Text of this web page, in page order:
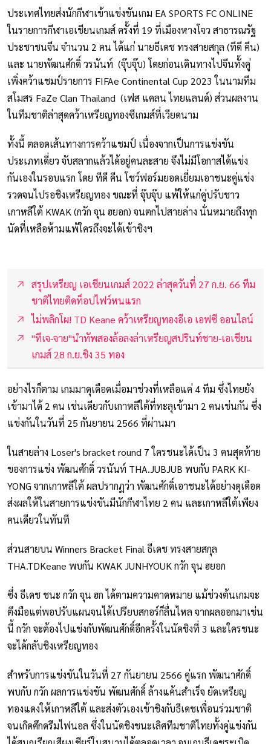
ประเทศไทยส่งนักกีฬาเข้าแข่งขันเกม EA SPORTS FC ONLINE
ในรายการกีฬาเอเชียนเกมส์ ครั้งที่ 19 ที่เมืองหางโจว สาธารณรัฐ
ประชาชนจีน จำนวน 2 คน ได้แก่ นายธีเดช ทรงสายสกุล (ทีดี คีน)
และ นายพัฒนศักดิ์ วรนันท์ (จุ๊บจุ๊บ) โดยก่อนเดินทางไปจีนทั้งคู่
เพิ่งคว้าแชมป์รายการ FIFAe Continental Cup 2023 ในนามทีม
สโมสร FaZe Clan Thailand (เฟส แคลน ไทยแลนด์) ส่วนผลงาน
ในทีมชาติล่าสุดคว้าเหรียญทองซีเกมส์ที่เวียดนาม
ทั้งนี้ ตลอดเส้นทางการคว้าแชมป์ เนื่องจากเป็นการแข่งขัน
ประเภทเดี่ยว จับสลากแล้วได้อยู่คนละสาย จึงไม่มีโอกาสได้แข่ง
กันเองในรอบแรก โดย ทีดี คีน โชว์ฟอร์มยอดเยี่ยมเอาชนะคู่แข่ง
รวดจนไปรอชิงเหรียญทอง ขณะที่ จุ๊บจุ๊บ แพ้ให้แก่คู่ปรับชาว
เกาหลีใต้ KWAK (กวัก จุน ฮยอก) จนตกไปสายล่าง นั่นหมายถึงทุก
นัดที่เหลือห้ามแพ้ใครถึงจะได้เข้าชิงฯ
สรุปเหรียญ เอเชียนเกมส์ 2022 ล่าสุดวันที่ 27 ก.ย. 66 ทีม
ชาติไทยติดท็อปไฟว์หนแรก
ไม่พลิกโผ! TD Keane คว้าเหรียญทองอีเอ เอฟซี ออนไลน์
"ทีเจ-จาย"นำทัพสองล้อลงล่าเหรียญสปรินท์ชาย-เอเชียน
เกมส์ 28 ก.ย.ชิง 35 ทอง
อย่างไรก็ตาม เกมมาดุเดือดเมื่อมาช่วงที่เหลือแค่ 4 ทีม ซึ่งไทยยัง
เข้ามาได้ 2 คน เช่นเดียวกับเกาหลีใต้ที่ทะลุเข้ามา 2 คนเช่นกัน ซึ่ง
แข่งกันในวันที่ 25 กันยายน 2566 ที่ผ่านมา
ในสายล่าง Loser's bracket round 7 ใครชนะได้เป็น 3 คนสุดท้าย
ของการแข่ง พัฒนศักดิ์ วรนันท์ THA.JUBJUB พบกับ PARK KI-
YONG จากเกาหลีใต้ ผลปรากฏว่า พัฒนศักดิ์เอาชนะได้อย่างดุเดือด
ส่งผลให้ในสายการแข่งขันมีนักกีฬาไทย 2 คน และเกาหลีใต้เพียง
คนเดียวในทันที
ส่วนสายบน Winners Bracket Final ธีเดช ทรงสายสกุล
THA.TDKeane พบกัน KWAK JUNHYOUK กวัก จุน ฮยอก
ซึ่ง ธีเดช ชนะ กวัก จุน ฮก ได้ตามความคาดหมาย แม้ช่วงต้นเกมจะ
ตึงมือแต่พอปรับแผนจนได้เปรียบสกอร์ก็ลื่นไหล จากผลออกมาเช่น
นี้ กวัก จะต้องไปแข่งกับพัฒนศักดิ์อีกครั้งในนัดชิงที่ 3 และใครชนะ
จะได้กลับชิงเหรียญทอง
สำหรับการแข่งขันในวันที่ 27 กันยายน 2566 คู่แรก พัฒนาศักดิ์
พบกับ กวัก ผลการแข่งขัน พัฒนศักดิ์ ล้างแค้นสำเร็จ ยัดเหรียญ
ทองแดงให้เกาหลีใต้ และส่งตัวเองเข้าชิงกับธีเดชเพื่อนร่วมชาติ
จนเกิดศึกดรีมไฟนอล ซึ่งในนัดชิงชนะเลิศทีมชาติไทยทั้งคู่แข่งกัน